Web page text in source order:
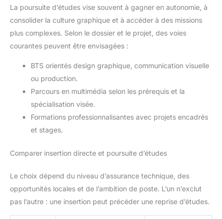
La poursuite d’études vise souvent à gagner en autonomie, à
consolider la culture graphique et à accéder à des missions
plus complexes. Selon le dossier et le projet, des voies
courantes peuvent être envisagées :
BTS orientés design graphique, communication visuelle
ou production.
Parcours en multimédia selon les prérequis et la
spécialisation visée.
Formations professionnalisantes avec projets encadrés
et stages.
Comparer insertion directe et poursuite d’études
Le choix dépend du niveau d’assurance technique, des
opportunités locales et de l’ambition de poste. L’un n’exclut
pas l’autre : une insertion peut précéder une reprise d’études.